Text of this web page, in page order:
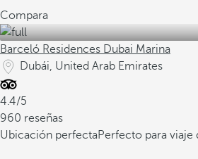
Compara
Barceló Residences Dubai Marina
Dubái, United Arab Emirates
4.4/5
960 reseñas
Ubicación perfectaPerfecto para viaje